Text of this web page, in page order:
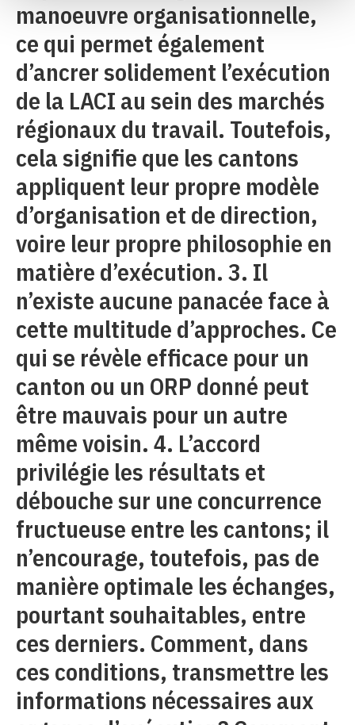
manoeuvre organisationnelle,
ce qui permet également
d’ancrer solidement l’exécution
de la LACI au sein des marchés
régionaux du travail. Toutefois,
cela signifie que les cantons
appliquent leur propre modèle
d’organisation et de direction,
voire leur propre philosophie en
matière d’exécution. 3. Il
n’existe aucune panacée face à
cette multitude d’approches. Ce
qui se révèle efficace pour un
canton ou un ORP donné peut
être mauvais pour un autre
même voisin. 4. L’accord
privilégie les résultats et
débouche sur une concurrence
fructueuse entre les cantons; il
n’encourage, toutefois, pas de
manière optimale les échanges,
pourtant souhaitables, entre
ces derniers. Comment, dans
ces conditions, transmettre les
informations nécessaires aux